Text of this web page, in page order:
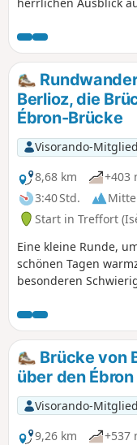
Belledonne-Massiv
Berlioz, die
Ébron-Brücke
Visorando-Mitglied
8,68 km
+403
3:40 Std.
Start in Treffort
Eine kleine Runde,
schönen Tagen
besonderen
Trièves!
Brücke von
über den Ébron
Visorando-Mitglied
9,26 km
+537